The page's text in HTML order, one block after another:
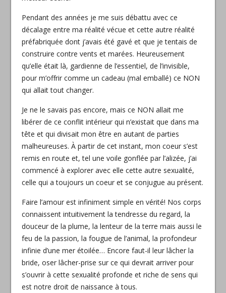
Pendant des années je me suis débattu avec ce
décalage entre ma réalité vécue et cette autre réalité
préfabriquée dont j’avais été gavé et que je tentais de
construire contre vents et marées. Heureusement
qu’elle était là, gardienne de l’essentiel, de l’invisible,
pour m’offrir comme un cadeau (mal emballé) ce NON
qui allait tout changer.
Je ne le savais pas encore, mais ce NON allait me
libérer de ce conflit intérieur qui n’existait que dans ma
tête et qui divisait mon être en autant de parties
malheureuses. À partir de cet instant, mon coeur s’est
remis en route et, tel une voile gonflée par l’alizée, j’ai
commencé à explorer avec elle cette autre sexualité,
celle qui a toujours un coeur et se conjugue au présent.
Faire l’amour est infiniment simple en vérité! Nos corps
connaissent intuitivement la tendresse du regard, la
douceur de la plume, la lenteur de la terre mais aussi le
feu de la passion, la fougue de l’animal, la profondeur
infinie d’une mer étoilée… Encore faut-il leur lâcher la
bride, oser lâcher-prise sur ce qui devrait arriver pour
s’ouvrir à cette sexualité profonde et riche de sens qui
est notre droit de naissance à tous.